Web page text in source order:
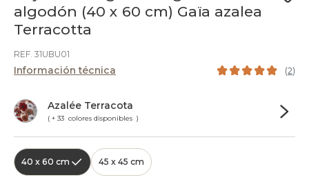
algodón (40 x 60 cm) Gaïa azalea
Terracotta
REF. 31UBU01
Información técnica (2)
Azalée Terracota
( + 33 colores disponibles )
40 x 60 cm 45 x 45 cm